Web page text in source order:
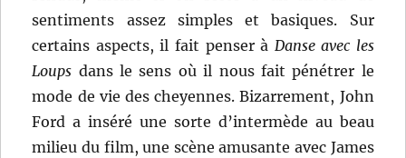
sentiments assez simples et basiques. Sur
certains aspects, il fait penser à Danse avec les
Loups dans le sens où il nous fait pénétrer le
mode de vie des cheyennes. Bizarrement, John
Ford a inséré une sorte d’intermède au beau
milieu du film, une scène amusante avec James